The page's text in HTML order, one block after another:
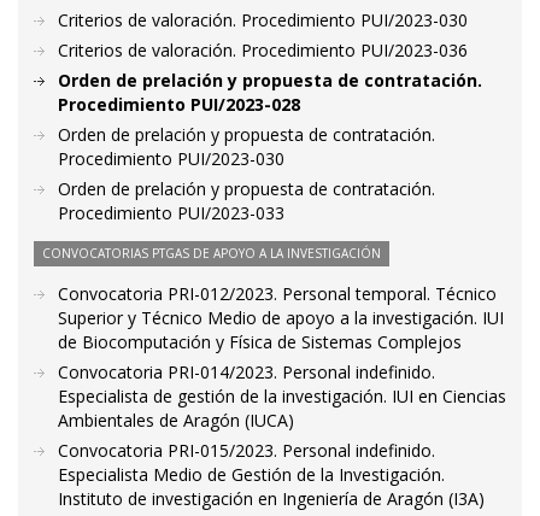
Criterios de valoración. Procedimiento PUI/2023-030
Criterios de valoración. Procedimiento PUI/2023-036
Orden de prelación y propuesta de contratación.
Procedimiento PUI/2023-028
Orden de prelación y propuesta de contratación.
Procedimiento PUI/2023-030
Orden de prelación y propuesta de contratación.
Procedimiento PUI/2023-033
CONVOCATORIAS PTGAS DE APOYO A LA INVESTIGACIÓN
Convocatoria PRI-012/2023. Personal temporal. Técnico
Superior y Técnico Medio de apoyo a la investigación. IUI
de Biocomputación y Física de Sistemas Complejos
Convocatoria PRI-014/2023. Personal indefinido.
Especialista de gestión de la investigación. IUI en Ciencias
Ambientales de Aragón (IUCA)
Convocatoria PRI-015/2023. Personal indefinido.
Especialista Medio de Gestión de la Investigación.
Instituto de investigación en Ingeniería de Aragón (I3A)